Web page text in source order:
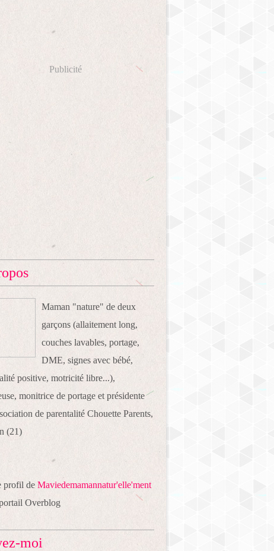
Publicité
Maman "nature" de deux
garçons (allaitement long,
couches lavables, portage,
DME, signes avec bébé,
positive, motricité libre...),
monitrice de portage et présidente
de parentalité Chouette Parents,
(21)
profil de Maviedemamannatur'elle'ment
Overblog
moi